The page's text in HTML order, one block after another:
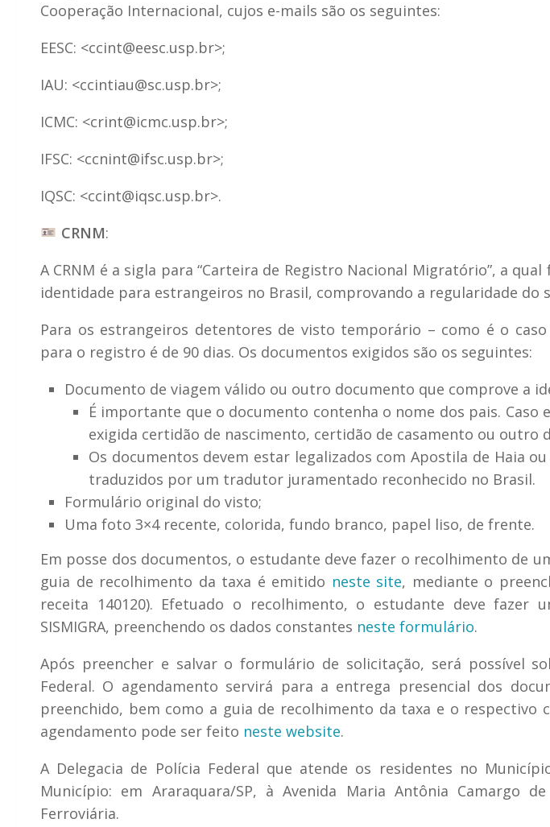
Cooperação Internacional, cujos e-mails são os seguintes:
EESC: <ccint@eesc.usp.br>;
IAU: <ccintiau@sc.usp.br>;
ICMC: <crint@icmc.usp.br>;
IFSC: <ccnint@ifsc.usp.br>;
IQSC: <ccint@iqsc.usp.br>.
CRNM:
A CRNM é a sigla para “Carteira de Registro Nacional Migratório”, a
identidade para estrangeiros no Brasil, comprovando a regularidade do
Para os estrangeiros detentores de visto temporário – como é o
para o registro é de 90 dias. Os documentos exigidos são os seguintes:
Documento de viagem válido ou outro documento que comprove a
É importante que o documento contenha o nome dos pais. Caso
exigida certidão de nascimento, certidão de casamento ou outro
Os documentos devem estar legalizados com Apostila de Haia
traduzidos por um tradutor juramentado reconhecido no Brasil.
Formulário original do visto;
Uma foto 3×4 recente, colorida, fundo branco, papel liso, de frente.
Em posse dos documentos, o estudante deve fazer o recolhimento de
guia de recolhimento da taxa é emitido neste site, mediante o
receita 140120). Efetuado o recolhimento, o estudante deve fazer
SISMIGRA, preenchendo os dados constantes neste formulário.
Após preencher e salvar o formulário de solicitação, será possível
Federal. O agendamento servirá para a entrega presencial dos
preenchido, bem como a guia de recolhimento da taxa e o respectivo
agendamento pode ser feito neste website.
A Delegacia de Polícia Federal que atende os residentes no
Município: em Araraquara/SP, à Avenida Maria Antônia Camargo
Ferroviária.